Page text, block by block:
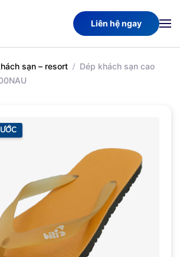
Liên hệ ngay
sạn – resort
Dép khách sạn cao